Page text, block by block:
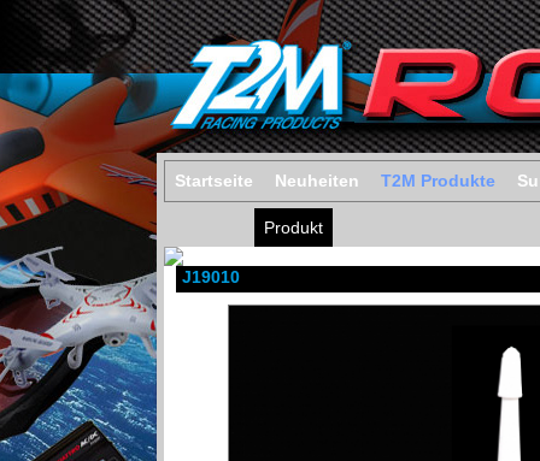
Startseite Neuheiten T2M Produkte
Produkt
J19010